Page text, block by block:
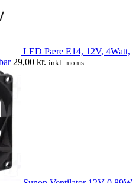
LED Pære E14, 12V, 4Watt,
29,00 kr. inkl. moms